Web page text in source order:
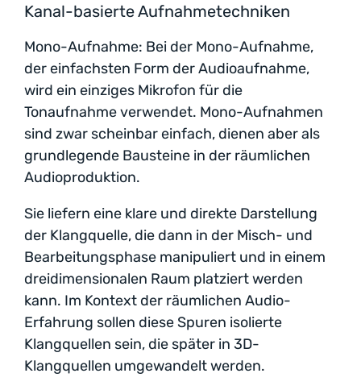
Kanal-basierte Aufnahmetechniken
Mono-Aufnahme: Bei der Mono-Aufnahme,
der einfachsten Form der Audioaufnahme,
wird ein einziges Mikrofon für die
Tonaufnahme verwendet. Mono-Aufnahmen
sind zwar scheinbar einfach, dienen aber als
grundlegende Bausteine in der räumlichen
Audioproduktion.
Sie liefern eine klare und direkte Darstellung
der Klangquelle, die dann in der Misch- und
Bearbeitungsphase manipuliert und in einem
dreidimensionalen Raum platziert werden
kann. Im Kontext der räumlichen Audio-
Erfahrung sollen diese Spuren isolierte
Klangquellen sein, die später in 3D-
Klangquellen umgewandelt werden.